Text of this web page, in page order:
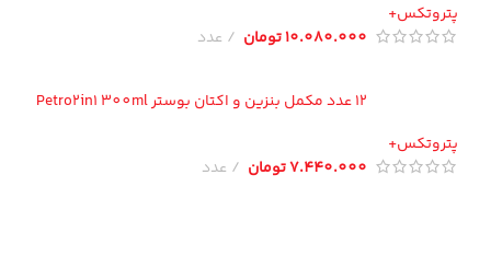
10.080.000تومان عدد
12 عدد مکمل بنزین و اکتان بوستر Petro2in1 300ml
7.440.000تومان عدد